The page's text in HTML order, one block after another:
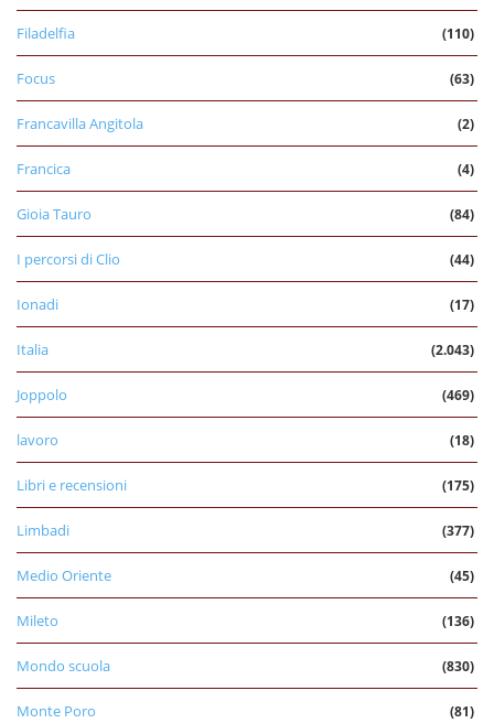
Filadelfia (110)
Focus (63)
Francavilla Angitola (2)
Francica (4)
Gioia Tauro (84)
I percorsi di Clio (44)
Ionadi (17)
Italia (2.043)
Joppolo (469)
lavoro (18)
Libri e recensioni (175)
Limbadi (377)
Medio Oriente (45)
Mileto (136)
Mondo scuola (830)
Monte Poro (81)